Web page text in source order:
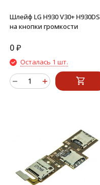
Шлейф LG H930 V30+ H930DS
на кнопки громкости
0₽
Осталась 1 шт.